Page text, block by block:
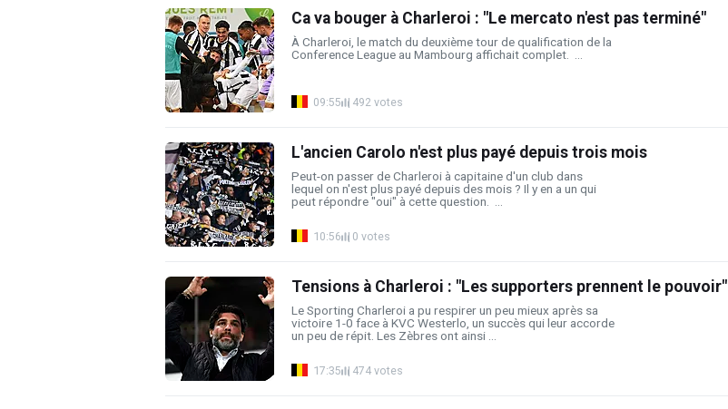
Ca va bouger à Charleroi : "Le mercato n'est pas terminé"
À Charleroi, le match du deuxième tour de qualification de la
Conference League au Mambourg affichait complet. ...
09:55 492 votes
L'ancien Carolo n'est plus payé depuis trois mois
Peut-on passer de Charleroi à capitaine d'un club dans
lequel on n'est plus payé depuis des mois ? Il y en a un qui
peut répondre "oui" à cette question. ...
10:56 0 votes
Tensions à Charleroi : "Les supporters prennent le pouvoir"
Le Sporting Charleroi a pu respirer un peu mieux après sa
victoire 1-0 face à KVC Westerlo, un succès qui leur accorde
un peu de répit. Les Zèbres ont ainsi ...
17:35 474 votes